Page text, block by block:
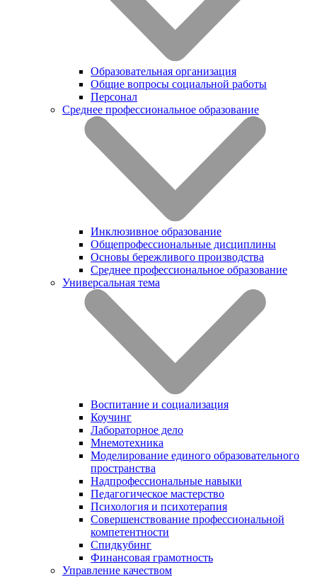
Образовательная организация
Общие вопросы социальной работы
Персонал
Среднее профессиональное образование
Инклюзивное образование
Общепрофессиональные дисциплины
Основы бережливого производства
Среднее профессиональное образование
Универсальная тема
Воспитание и социализация
Коучинг
Лабораторное дело
Мнемотехника
Моделирование единого образовательного
пространства
Надпрофессиональные навыки
Педагогическое мастерство
Психология и психотерапия
Совершенствование профессиональной
компетентности
Спидкубинг
Финансовая грамотность
Управление качеством